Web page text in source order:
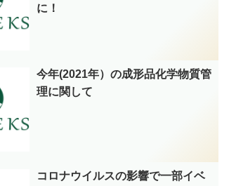
に！
今年(2021年）の成形品化学物質管
理に関して
コロナウイルスの影響で一部イベ